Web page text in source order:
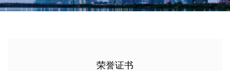
荣誉证书